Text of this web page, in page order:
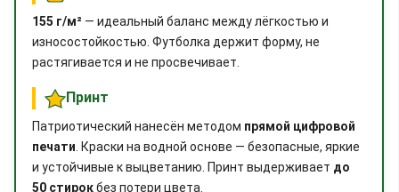
155 г/м² — идеальный баланс между лёгкостью и
износостойкостью. Футболка держит форму, не
растягивается и не просвечивает.
Принт
Патриотический нанесён методом прямой цифровой
печати . Краски на водной основе — безопасные, яркие
и устойчивые к выцветанию. Принт выдерживает до
50 стирокбез потери цвета.